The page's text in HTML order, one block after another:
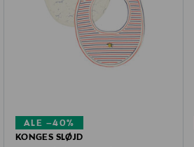
ALE –40%
KONGES SLØJD